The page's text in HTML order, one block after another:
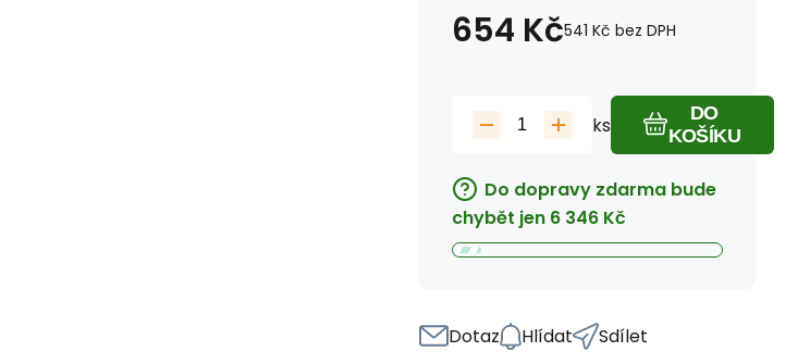
654 Kč541 Kč bez DPH
ks
DO
KOŠÍKU
Do dopravy zdarma bude
chybět jen 6 346 Kč
Dotaz Hlídat Sdílet